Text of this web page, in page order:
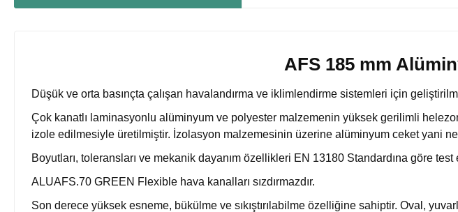
AFS 185 mm
Düşük ve orta basınçta çalışan havalandırma ve iklimlendirme sistemleri için
Çok kanatlı laminasyonlu alüminyum ve polyester malzemenin yüksek gerilimli
izole edilmesiyle üretilmiştir. İzolasyon malzemesinin üzerine alüminyum ceket yani
Boyutları, toleransları ve mekanik dayanım özellikleri EN 13180 Standardına göre test
ALUAFS.70 GREEN Flexible hava kanalları sızdırmazdır.
Son derece yüksek esneme, bükülme ve sıkıştırılabilme özelliğine sahiptir. Oval,